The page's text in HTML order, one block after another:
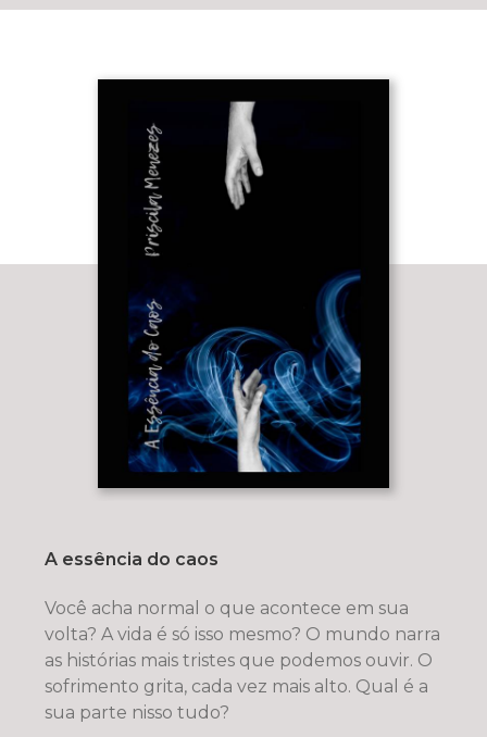
A essência do caos
Você acha normal o que acontece em sua
volta? A vida é só isso mesmo? O mundo narra
as histórias mais tristes que podemos ouvir. O
sofrimento grita, cada vez mais alto. Qual é a
sua parte nisso tudo?